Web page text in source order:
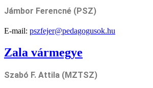
Jámbor Ferencné (PSZ)
E-mail: pszfejer@pedagogusok.hu
Zala vármegye
Szabó F. Attila (MZTSZ)